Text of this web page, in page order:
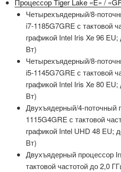
Процессор Tiger Lake «E» /
Четырехъядерный/8-
i7-1185G7GRE с тактовой
графикой Intel Iris Xe 96
Вт)
Четырехъядерный/8-
i5-1145G7GRE с тактовой
графикой Intel Iris Xe 80
Вт)
Двухъядерный/4-поточный
1115G4GRE с тактовой
графикой Intel UHD 48 EU;
Вт)
Двухъядерный процессор
тактовой частотой до 2,0